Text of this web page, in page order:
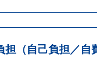
担（自己負担／自